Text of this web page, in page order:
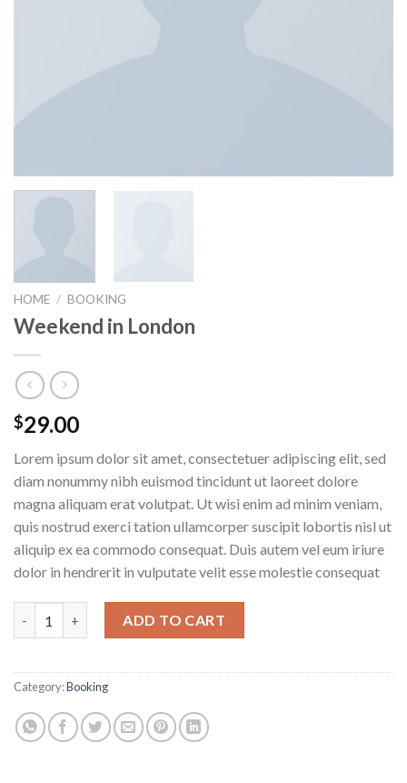
HOME / BOOKING
Weekend in London
$29.00
Lorem ipsum dolor sit amet, consectetuer adipiscing elit, sed
diam nonummy nibh euismod tincidunt ut laoreet dolore
magna aliquam erat volutpat. Ut wisi enim ad minim veniam,
quis nostrud exerci tation ullamcorper suscipit lobortis nisl ut
aliquip ex ea commodo consequat. Duis autem vel eum iriure
dolor in hendrerit in vulputate velit esse molestie consequat
ADD TO CART
Category:Booking